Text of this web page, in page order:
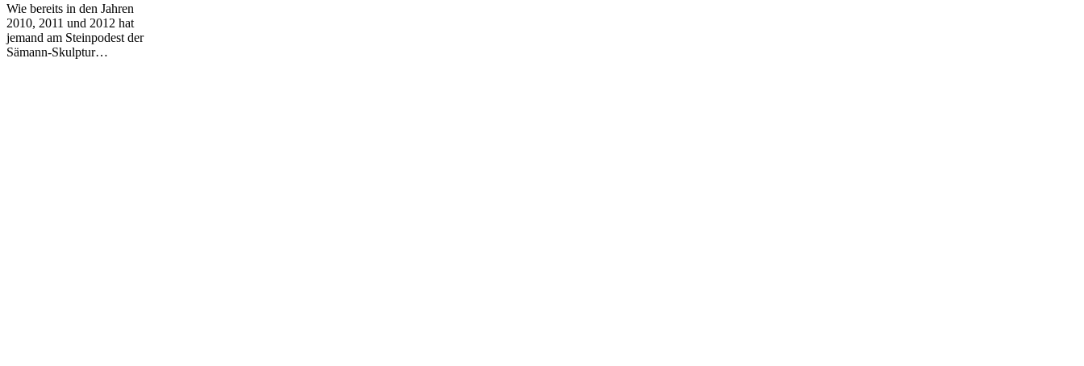
frei,
immer!
Wie bereits in den Jahren
2010, 2011 und 2012 hat
jemand am Steinpodest der
Sämann-Skulptur…